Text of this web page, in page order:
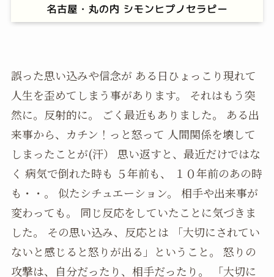
誤った思い込みや信念が ある日ひょっこり現れて
人生を歪めてしまう事があります。 それはもう突
然に。反射的に。 ごく最近もありました。 ある出
来事から、カチン！っと怒って 人間関係を壊して
しまったことが(汗） 思い返すと、最近だけではな
く 病気で倒れた時も ５年前も、 １０年前のあの時
も・・。 似たシチュエーション。 相手や出来事が
変わっても。 同じ反応をしていたことに気づきま
した。 その思い込み、反応とは 「大切にされてい
ないと感じると怒りが出る」ということ。 怒りの
攻撃は、自分だったり、相手だったり。 「大切に